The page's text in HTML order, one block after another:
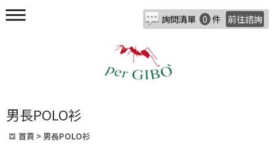
詢問清單 0 件 前往諮詢
男長POLO衫
首頁 > 男長POLO衫